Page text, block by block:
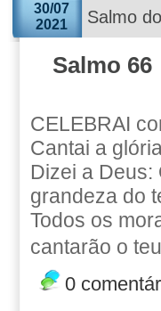
30/07
2021
Salmo
Salmo 66
CELEBRAI
Cantai a
Dizei a Deus:
grandeza do
Todos os
cantarão o
0